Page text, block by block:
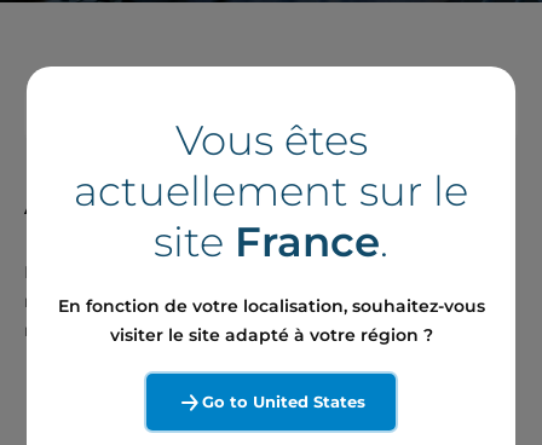
Aucun résultat trouvé
Malheureusement votre recherche n'a abouti à aucun
résultat. Nous vous invitons à effectuer une nouvelle
recherche.
Vous êtes
actuellement sur le
site France.
En fonction de votre localisation, souhaitez-vous
visiter le site adapté à votre région ?
Go to United States